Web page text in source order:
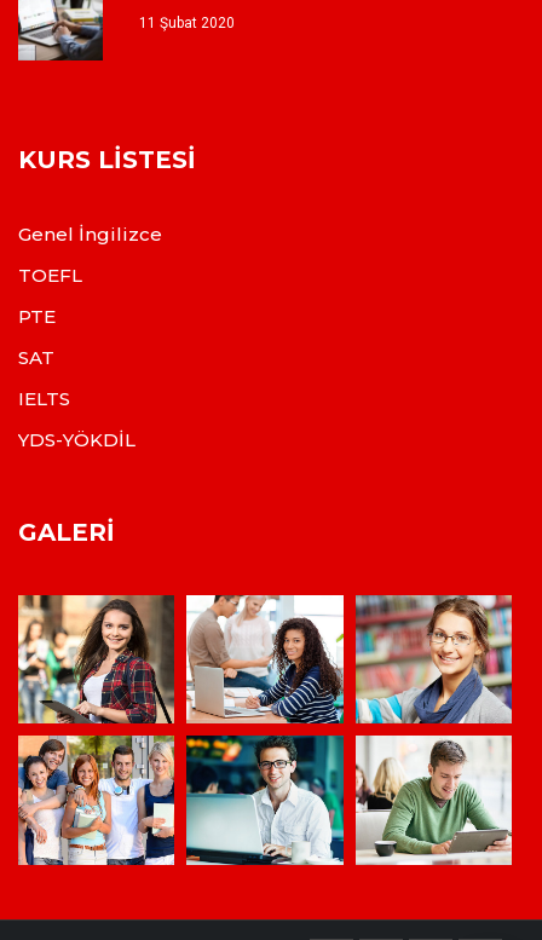
11 Şubat 2020
KURS LISTESI
Genel İngilizce
TOEFL
PTE
SAT
IELTS
YDS-YÖKDİL
GALERI